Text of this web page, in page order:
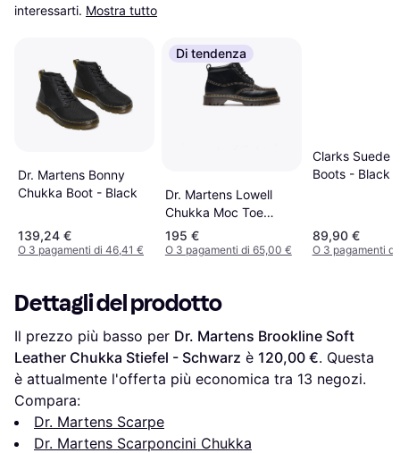
interessarti. Mostra tutto
Dr. Martens Bonny
Chukka Boot - Black
139,24 €
O 3 pagamenti di 46,41 €
Di tendenza
Dr. Martens Lowell
Chukka Moc Toe
Stivaletti in Pelle -
Nero
195 €
O 3 pagamenti di 65,00 €
Clarks Suede
Boots - Black
89,90 €
O 3 pagamenti di
Dettagli del prodotto
Il prezzo più basso per Dr. Martens Brookline Soft
Leather Chukka Stiefel - Schwarz è 120,00 €. Questa
è attualmente l'offerta più economica tra 13 negozi.
Compara:
Dr. Martens Scarpe
Dr. Martens Scarponcini Chukka